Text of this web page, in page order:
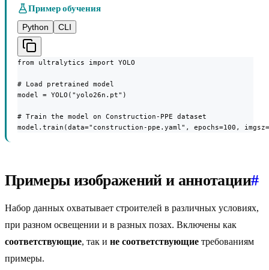
Пример обучения
Python
CLI
from ultralytics import YOLO
# Load pretrained model
model = YOLO("yolo26n.pt")
# Train the model on Construction-PPE dataset
model.train(data="construction-ppe.yaml", epochs=100,
Примеры изображений и аннотации#
Набор данных охватывает строителей в различных условиях,
при разном освещении и в разных позах. Включены как
соответствующие, так и не соответствующие требованиям
примеры.